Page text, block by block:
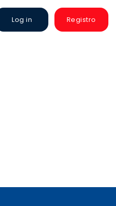
Log in Registro